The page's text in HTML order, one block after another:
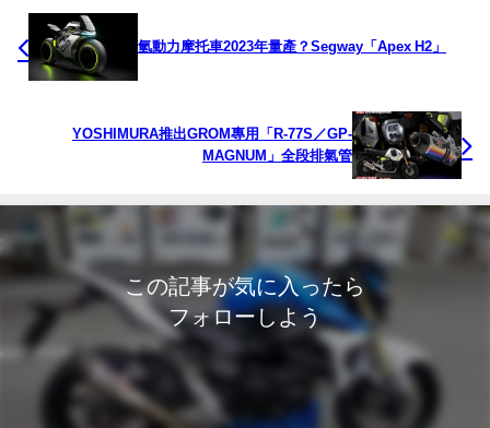
氫動力摩托車2023年量產？Segway「Apex H2」
YOSHIMURA推出GROM專用「R-77S／GP-
MAGNUM」全段排氣管
この記事が気に入ったら
フォローしよう